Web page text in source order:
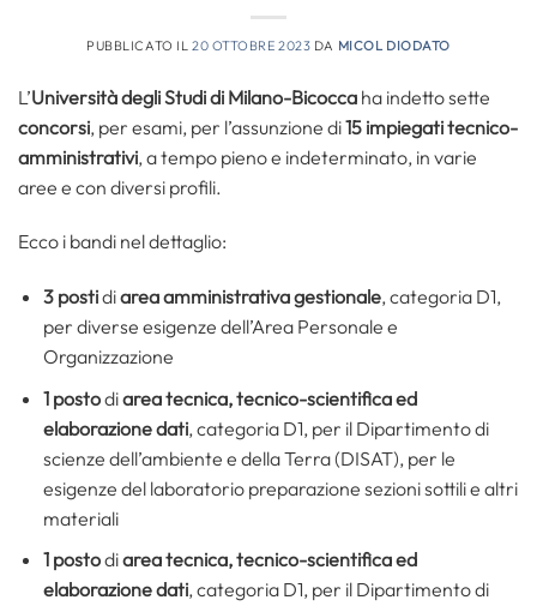
PUBBLICATO IL 20 OTTOBRE 2023 DA MICOL DIODATO
L’Università degli Studi di Milano-Bicocca ha indetto sette
concorsi, per esami, per l’assunzione di15 impiegati tecnico-
amministrativi, a tempo pieno e indeterminato, in varie
aree e con diversi profili.
Ecco i bandi nel dettaglio:
3 postidiarea amministrativa gestionale, categoria D1,
per diverse esigenze dell’Area Personale e
Organizzazione
1 postodiarea tecnica, tecnico-scientifica ed
elaborazione dati, categoria D1, per il Dipartimento di
scienze dell’ambiente e della Terra (DISAT), per le
esigenze del laboratorio preparazione sezioni sottili e altri
materiali
1 postodiarea tecnica, tecnico-scientifica ed
elaborazione dati, categoria D1, per il Dipartimento di